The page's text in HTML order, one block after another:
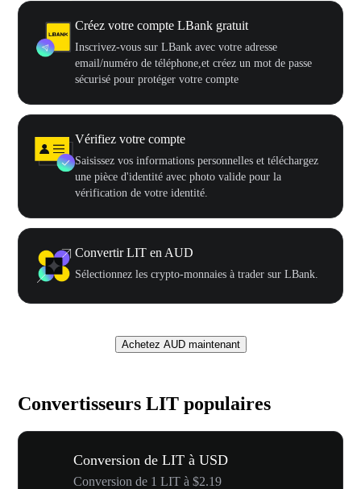
Créez votre compte LBank gratuit
Inscrivez-vous sur LBank avec votre adresse
email/numéro de téléphone,et créez un mot de passe
sécurisé pour protéger votre compte
Vérifiez votre compte
Saisissez vos informations personnelles et téléchargez
une pièce d'identité avec photo valide pour la
vérification de votre identité.
Convertir LIT en AUD
Sélectionnez les crypto-monnaies à trader sur LBank.
Achetez AUD maintenant
Convertisseurs LIT populaires
Conversion de LIT à USD
Conversion de 1 LIT à $2.19